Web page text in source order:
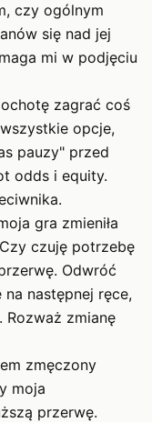
czy ogólnym
się nad jej
mi w podjęciu
zagrać coś
opcje,
pauzy" przed
odds i equity.
gra zmieniła
czuję potrzebę
Odwróć
następnej ręce,
Rozważ zmianę
zmęczony
moja
przerwę.